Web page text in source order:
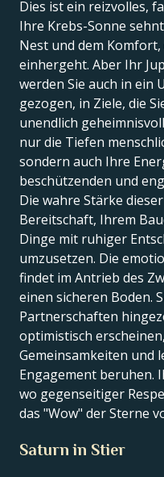
Dies ist ein reizvolles,
Ihre Krebs-Sonne
Nest und dem Komfort,
einhergeht. Aber Ihr
werden Sie auch in ein
gezogen, in Ziele, die
unendlich
nur die Tiefen
sondern auch Ihre
beschützenden und
Die wahre Stärke
Bereitschaft, Ihrem
Dinge mit ruhiger
umzusetzen. Die
findet im Antrieb des
einen sicheren Boden.
Partnerschaften
optimistisch
Gemeinsamkeiten und
Engagement beruhen.
wo gegenseitiger
das "Wow" der Sterne
Saturn in Stier